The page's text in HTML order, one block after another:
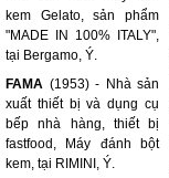
kem Gelato, sản phẩm
"MADE IN 100% ITALY",
tại Bergamo, Ý.
FAMA (1953) - Nhà sản
xuất thiết bị và dụng cụ
bếp nhà hàng, thiết bị
fastfood, Máy đánh bột
kem, tại RIMINI, Ý.